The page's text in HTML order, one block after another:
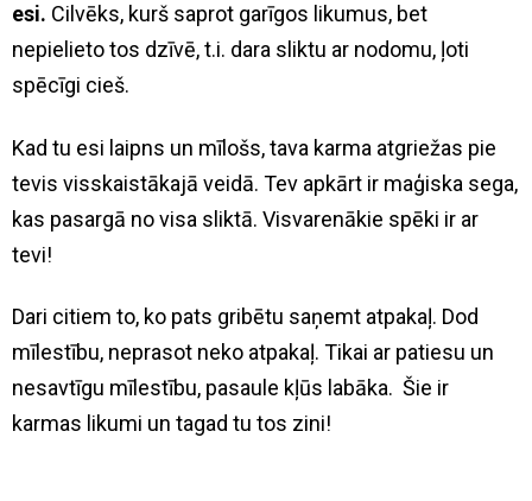
esi. Cilvēks, kurš saprot garīgos likumus, bet
nepielieto tos dzīvē, t.i. dara sliktu ar nodomu, ļoti
spēcīgi cieš.
Kad tu esi laipns un mīlošs, tava karma atgriežas pie
tevis visskaistākajā veidā. Tev apkārt ir maģiska sega,
kas pasargā no visa sliktā. Visvarenākie spēki ir ar
tevi!
Dari citiem to, ko pats gribētu saņemt atpakaļ. Dod
mīlestību, neprasot neko atpakaļ. Tikai ar patiesu un
nesavtīgu mīlestību, pasaule kļūs labāka. Šie ir
karmas likumi un tagad tu tos zini!